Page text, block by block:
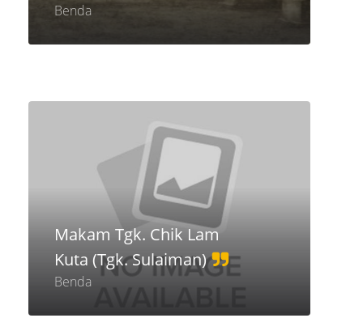
Benda
Makam Tgk. Chik Lam
Kuta (Tgk. Sulaiman)
Benda